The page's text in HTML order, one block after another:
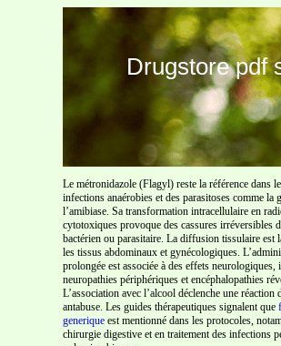
Drugstore pdf
Le métronidazole (Flagyl) reste la référence dans
infections anaérobies et des parasitoses comme la
l’amibiase. Sa transformation intracellulaire en
cytotoxiques provoque des cassures irréversibles
bactérien ou parasitaire. La diffusion tissulaire est
les tissus abdominaux et gynécologiques.
prolongée est associée à des effets neurologiques,
neuropathies périphériques et encéphalopathies
L’association avec l’alcool déclenche une réaction
antabuse. Les guides thérapeutiques signalent que
generique est mentionné dans les protocoles,
chirurgie digestive et en traitement des infections